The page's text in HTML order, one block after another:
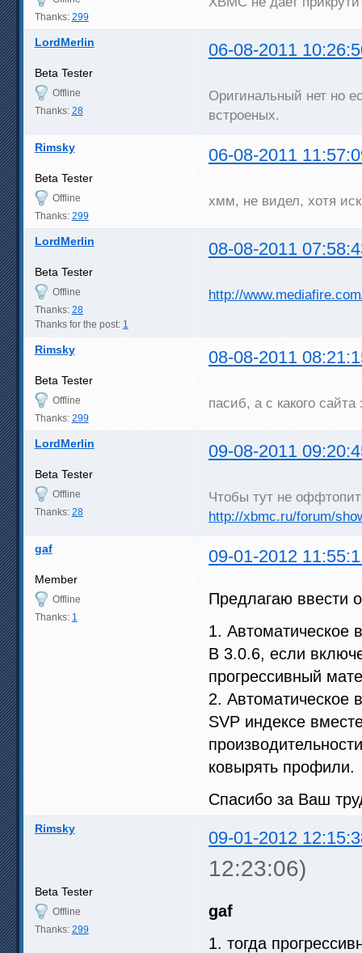
Thanks: 299
LordMerlin 06-08-2011
Beta Tester
Offline
Thanks: 28
Оригинальный нет но
встроеных.
Rimsky 06-08-2011
Beta Tester
Offline
Thanks: 299
хмм, не видел, хотя
LordMerlin 08-08-2011
Beta Tester
Offline
Thanks: 28
Thanks for the post: 1
http://
Rimsky 08-08-2011
Beta Tester
Offline
Thanks: 299
пасиб, а с какого
LordMerlin 09-08-2011
Beta Tester
Offline
Thanks: 28
Чтобы тут не
http://xbmc.ru/forum/
gaf 09-01-2012
Member
Offline
Thanks: 1
Предлагаю ввести
1. Автоматическое
В 3.0.6, если
прогрессивный
2. Автоматическое
SVP индексе
ковырять профили.
Спасибо за Ваш
Rimsky 09-01-2012
12:23:06)
Beta Tester
Offline
Thanks: 299
gaf
1. тогда